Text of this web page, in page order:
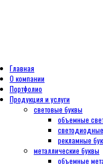
Главная
О компании
Портфолио
Продукция и услуги
световые буквы
объемные
рекламные
металлические буквы
объемные